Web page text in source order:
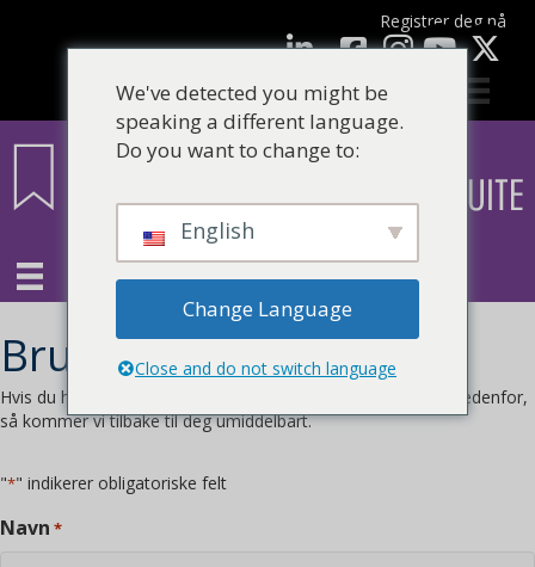
Registrer deg nå
LinkedInFacebook YouTube
Brukerstøtte
Hvis du har et problem du trenger hjelp til, fyll ut skjemaet nedenfor,
så kommer vi tilbake til deg umiddelbart.
"*" indikerer obligatoriske felt
Navn *
We've detected you might be
speaking a different language.
Do you want to change to:
English
Change Language
Close and do not switch language